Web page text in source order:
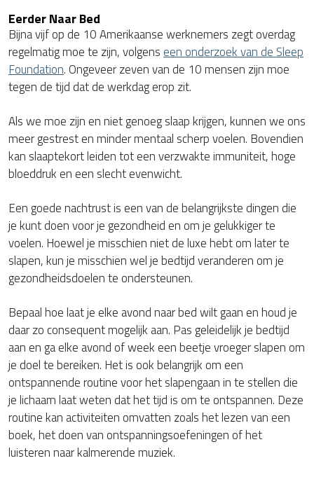
Eerder Naar Bed
Bijna vijf op de 10 Amerikaanse werknemers zegt overdag
regelmatig moe te zijn, volgenseen onderzoek van de Sleep
Foundation. Ongeveer zeven van de 10 mensen zijn moe
tegen de tijd dat de werkdag erop zit.
Als we moe zijn en niet genoeg slaap krijgen, kunnen we ons
meer gestrest en minder mentaal scherp voelen. Bovendien
kan slaaptekort leiden tot een verzwakte immuniteit, hoge
bloeddruk en een slecht evenwicht.
Een goede nachtrust is een van de belangrijkste dingen die
je kunt doen voor je gezondheid en om je gelukkiger te
voelen. Hoewel je misschien niet de luxe hebt om later te
slapen, kun je misschien wel je bedtijd veranderen om je
gezondheidsdoelen te ondersteunen.
Bepaal hoe laat je elke avond naar bed wilt gaan en houd je
daar zo consequent mogelijk aan. Pas geleidelijk je bedtijd
aan en ga elke avond of week een beetje vroeger slapen om
je doel te bereiken. Het is ook belangrijk om een
ontspannende routine voor het slapengaan in te stellen die
je lichaam laat weten dat het tijd is om te ontspannen. Deze
routine kan activiteiten omvatten zoals het lezen van een
boek, het doen van ontspanningsoefeningen of het
luisteren naar kalmerende muziek.